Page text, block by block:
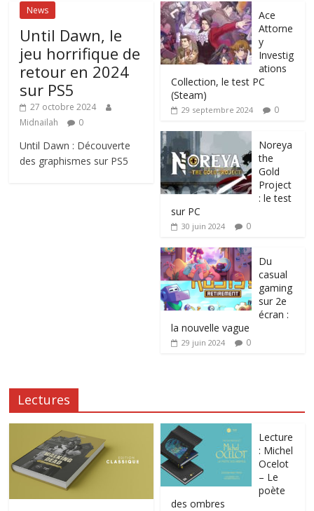
News
Until Dawn, le
jeu horrifique de
retour en 2024
sur PS5
27 octobre 2024
Midnailah
0
Until Dawn : Découverte
des graphismes sur PS5
Ace
Attorne
y
Investig
ations
Collection, le test PC
(Steam)
29 septembre 2024 0
Noreya
the
Gold
Project
: le test
sur PC
30 juin 2024 0
Du
casual
gaming
sur 2e
écran :
la nouvelle vague
29 juin 2024 0
Lectures
Lecture
: Michel
Ocelot
– Le
poète
des ombres